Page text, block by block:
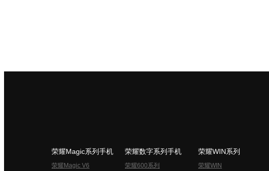
荣耀Magic系列手机
荣耀Magic V6
荣耀数字系列手机
荣耀600系列
荣耀WIN系列
荣耀WIN